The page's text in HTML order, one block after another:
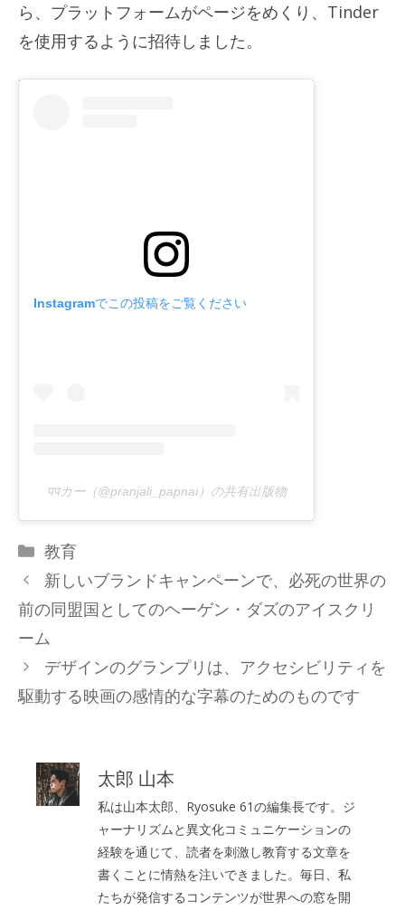
ら、プラットフォームがページをめくり、Tinder
を使用するように招待しました。
Instagramでこの投稿をご覧ください
पपカー（@pranjali_papnai）の共有出版物
カ
テ
リ
ー
教育
新しいブランドキャンペーンで、必死の世界の
前の同盟国としてのヘーゲン・ダズのアイスクリ
ーム
デザインのグランプリは、アクセシビリティを
駆動する映画の感情的な字幕のためのものです
太郎 山本
私は山本太郎、Ryosuke 61の編集長です。ジ
ャーナリズムと異文化コミュニケーションの
経験を通じて、読者を刺激し教育する文章を
書くことに情熱を注いできました。毎日、私
たちが発信するコンテンツが世界への窓を開